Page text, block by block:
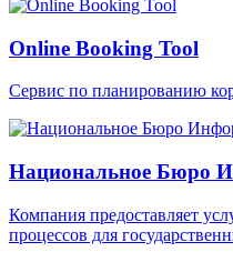
Online Booking Tool
Cервис по планированию
Национальное Бюро
Компания предоставляет
процессов для